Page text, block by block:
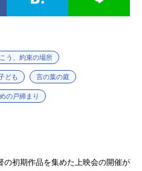
う、約束の場所
ども 言の葉の庭
の戸締まり
の初期作品を集めた上映会の開催が